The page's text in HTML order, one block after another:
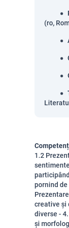
(ro,
1.2
pornind
creative și
diverse -
și